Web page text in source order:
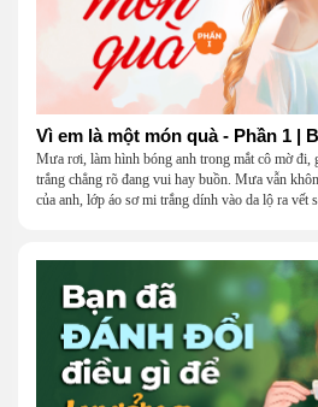
Vì em là một món quà - Phần 1 |
Mưa rơi, làm hình bóng anh trong mắt cô mờ đi,
trắng chẳng rõ đang vui hay buồn. Mưa vẫn
của anh, lớp áo sơ mi trắng dính vào da lộ ra vết